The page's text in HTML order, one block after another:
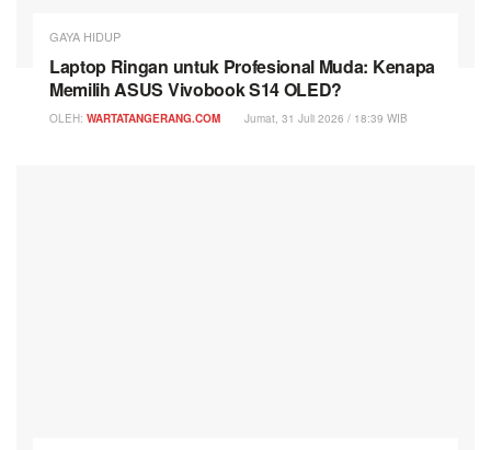
GAYA HIDUP
Laptop Ringan untuk Profesional Muda: Kenapa
Memilih ASUS Vivobook S14 OLED?
OLEH: WARTATANGERANG.COM Jumat, 31 Juli 2026 / 18:39 WIB